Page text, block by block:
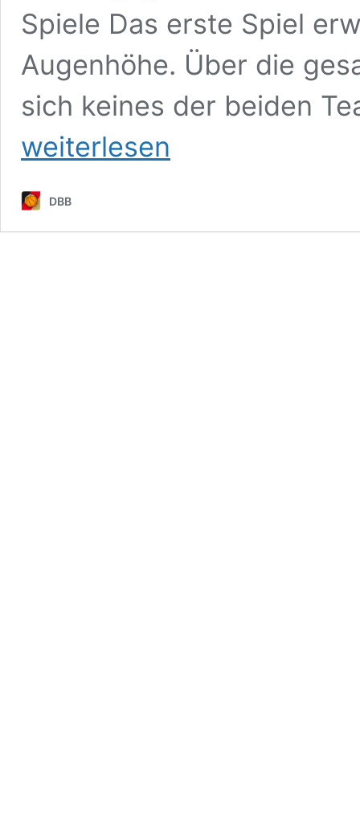
Spiele Das erste Spiel
Augenhöhe. Über die
sich keines der beiden
weiterlesen
DBB